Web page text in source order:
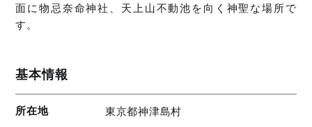
面に物忌奈命神社、天上山不動池を向く神聖な場所で
す。
基本情報
所在地 東京都神津島村